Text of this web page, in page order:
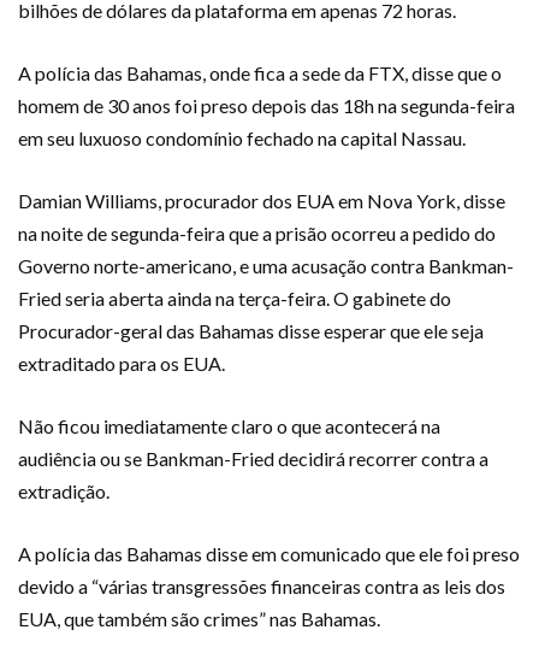
bilhões de dólares da plataforma em apenas 72 horas.
A polícia das Bahamas, onde fica a sede da FTX, disse que o
homem de 30 anos foi preso depois das 18h na segunda-feira
em seu luxuoso condomínio fechado na capital Nassau.
Damian Williams, procurador dos EUA em Nova York, disse
na noite de segunda-feira que a prisão ocorreu a pedido do
Governo norte-americano, e uma acusação contra Bankman-
Fried seria aberta ainda na terça-feira. O gabinete do
Procurador-geral das Bahamas disse esperar que ele seja
extraditado para os EUA.
Não ficou imediatamente claro o que acontecerá na
audiência ou se Bankman-Fried decidirá recorrer contra a
extradição.
A polícia das Bahamas disse em comunicado que ele foi preso
devido a “várias transgressões financeiras contra as leis dos
EUA, que também são crimes” nas Bahamas.